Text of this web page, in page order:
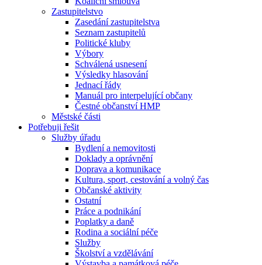
Zastupitelstvo
Zasedání zastupitelstva
Seznam zastupitelů
Politické kluby
Výbory
Schválená usnesení
Výsledky hlasování
Jednací řády
Manuál pro interpelující občany
Čestné občanství HMP
Městské části
Potřebuji řešit
Služby úřadu
Bydlení a nemovitosti
Doklady a oprávnění
Doprava a komunikace
Kultura, sport, cestování a volný čas
Občanské aktivity
Ostatní
Práce a podnikání
Poplatky a daně
Rodina a sociální péče
Služby
Školství a vzdělávání